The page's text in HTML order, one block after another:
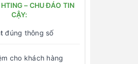
– CHU ĐÁO TIN
CẬY:
đúng thông số
cho khách hàng